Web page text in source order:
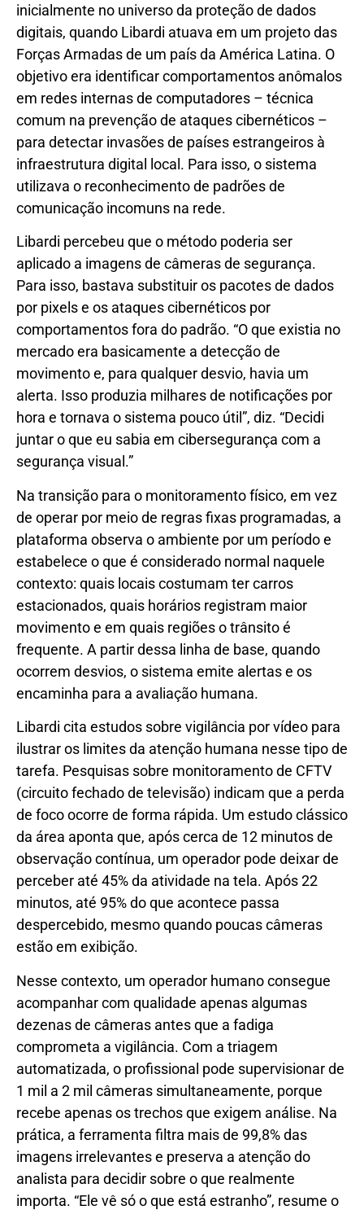
inicialmente no universo da proteção de dados
digitais, quando Libardi atuava em um projeto das
Forças Armadas de um país da América Latina. O
objetivo era identificar comportamentos anômalos
em redes internas de computadores – técnica
comum na prevenção de ataques cibernéticos –
para detectar invasões de países estrangeiros à
infraestrutura digital local. Para isso, o sistema
utilizava o reconhecimento de padrões de
comunicação incomuns na rede.
Libardi percebeu que o método poderia ser
aplicado a imagens de câmeras de segurança.
Para isso, bastava substituir os pacotes de dados
por pixels e os ataques cibernéticos por
comportamentos fora do padrão. “O que existia no
mercado era basicamente a detecção de
movimento e, para qualquer desvio, havia um
alerta. Isso produzia milhares de notificações por
hora e tornava o sistema pouco útil”, diz. “Decidi
juntar o que eu sabia em cibersegurança com a
segurança visual.”
Na transição para o monitoramento físico, em vez
de operar por meio de regras fixas programadas, a
plataforma observa o ambiente por um período e
estabelece o que é considerado normal naquele
contexto: quais locais costumam ter carros
estacionados, quais horários registram maior
movimento e em quais regiões o trânsito é
frequente. A partir dessa linha de base, quando
ocorrem desvios, o sistema emite alertas e os
encaminha para a avaliação humana.
Libardi cita estudos sobre vigilância por vídeo para
ilustrar os limites da atenção humana nesse tipo de
tarefa. Pesquisas sobre monitoramento de CFTV
(circuito fechado de televisão) indicam que a perda
de foco ocorre de forma rápida. Um estudo clássico
da área aponta que, após cerca de 12 minutos de
observação contínua, um operador pode deixar de
perceber até 45% da atividade na tela. Após 22
minutos, até 95% do que acontece passa
despercebido, mesmo quando poucas câmeras
estão em exibição.
Nesse contexto, um operador humano consegue
acompanhar com qualidade apenas algumas
dezenas de câmeras antes que a fadiga
comprometa a vigilância. Com a triagem
automatizada, o profissional pode supervisionar de
1 mil a 2 mil câmeras simultaneamente, porque
recebe apenas os trechos que exigem análise. Na
prática, a ferramenta filtra mais de 99,8% das
imagens irrelevantes e preserva a atenção do
analista para decidir sobre o que realmente
importa. “Ele vê só o que está estranho”, resume o